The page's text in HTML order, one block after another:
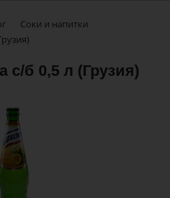
Соки и напитки
б 0,5 л (Грузия)